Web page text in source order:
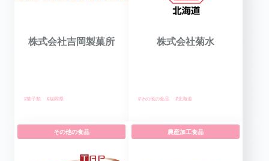
株式会社吉岡製菓所
#菓子類 #福岡県
株式会社菊水
#その他の食品 #北海道
その他の食品 農産加工食品